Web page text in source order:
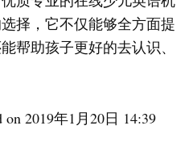
择，它不仅能够全方面提
帮助孩子更好的去认识、
on 2019年1月20日 14:39